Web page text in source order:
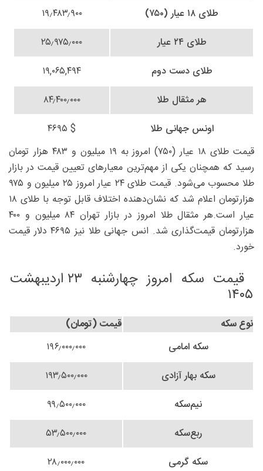
طلای ۱۸ عیار (۷۵۰)
۱۹٫۴۸۳٫۹۰۰
طلای ۲۴ عیار
۲۵٫۹۷۵٫۰۰۰
طلای دست دوم
۱۹,۰۶۵,۴۹۴
هر مثقال طلا
۸۴٫۴۰۰٫۰۰۰
اونس جهانی طلا
$ ۴۶۹۵
قیمت طلای ۱۸ عیار (۷۵۰) امروز به ۱۹ میلیون و ۴۸۳ هزار تومان
رسید که همچنان یکی از مهم‌ترین معیارهای تعیین قیمت در بازار
طلا محسوب می‌شود. قیمت طلای ۲۴ عیار امروز ۲۵ میلیون و ۹۷۵
هزارتومان اعلام شد که نشان‌دهنده اختلاف قابل توجه با طلای ۱۸
عیار است.هر مثقال طلا امروز در بازار تهران ۸۴ میلیون و ۴۰۰
هزارتومان قیمت‌گذاری شد. انس جهانی طلا نیز ۴۶۹۵ دلار قیمت
خورد.
قیمت سکه امروز چهارشنبه ۲۳ اردیبهشت
۱۴۰۵
نوع سکه
قیمت (تومان)
سکه امامی
۱۹۶٫۰۰۰٫۰۰۰
سکه بهار آزادی
۱۹۳٫۵۰۰٫۰۰۰
نیم‌سکه
۹۹٫۵۰۰٫۰۰۰
ربع‌سکه
۵۳٫۵۰۰٫۰۰۰
سکه گرمی
۲۸٫۰۰۰٫۰۰۰